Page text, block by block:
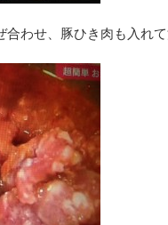
わせ、豚ひき肉も入れて